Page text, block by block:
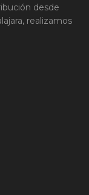
desde
realizamos